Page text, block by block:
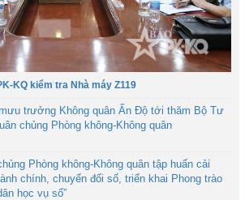
KQ kiểm tra Nhà máy Z119
trưởng Không quân Ấn Độ tới thăm Bộ Tư
chủng Phòng không-Không quân
Phòng không-Không quân tập huấn cải
chính, chuyển đổi số, triển khai Phong trào
học vụ số”